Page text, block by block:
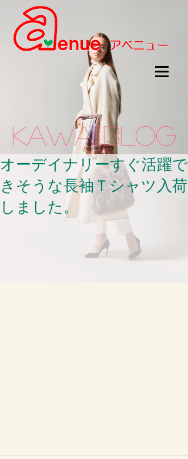
kawaii.BLOG
オーデイナリーすぐ活躍で
きそうな長袖Ｔシャツ入荷
しました。